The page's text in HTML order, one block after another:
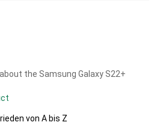
the Samsung Galaxy S22+
von A bis Z